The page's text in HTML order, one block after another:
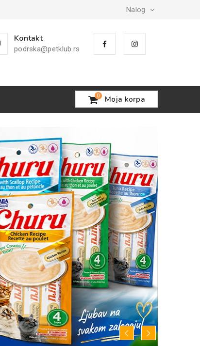
Nalog
Kontakt
podrska@petklub.rs
Moja korpa
0